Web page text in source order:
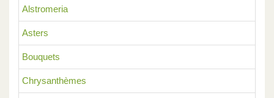
Alstromeria
Asters
Bouquets
Chrysanthèmes